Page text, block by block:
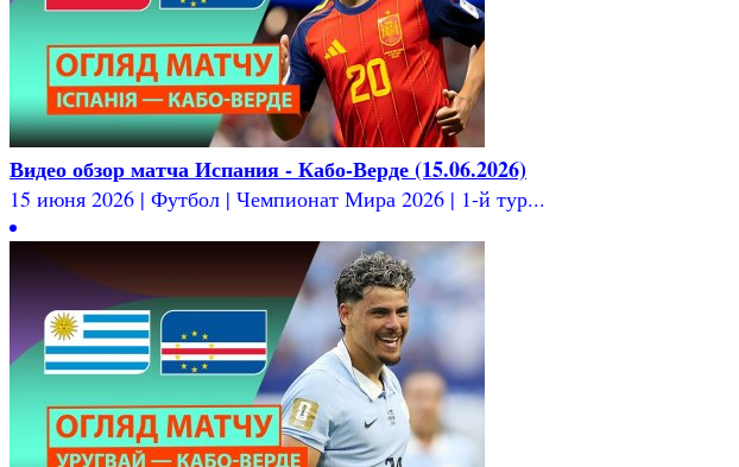
Видео обзор матча Испания - Кабо-Верде (15.06.2026)
15 июня 2026 | Футбол | Чемпионат Мира 2026 | 1-й тур...